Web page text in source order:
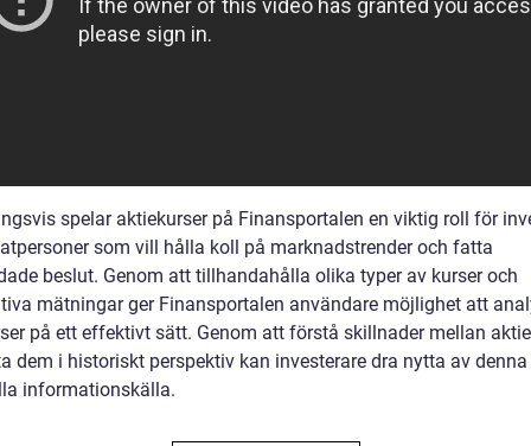
spelar aktiekurser på Finansportalen en viktig roll för
som vill hålla koll på marknadstrender och fatta
beslut. Genom att tillhandahålla olika typer av kurser och
mätningar ger Finansportalen användare möjlighet att
på ett effektivt sätt. Genom att förstå skillnader mellan
dem i historiskt perspektiv kan investerare dra nytta av denna
informationskälla.